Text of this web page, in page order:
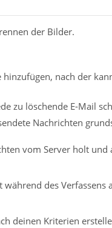
der Bilder.
nach der
zu löschende E-Mail
Nachrichten
vom Server holt
des
deinen Kriterien